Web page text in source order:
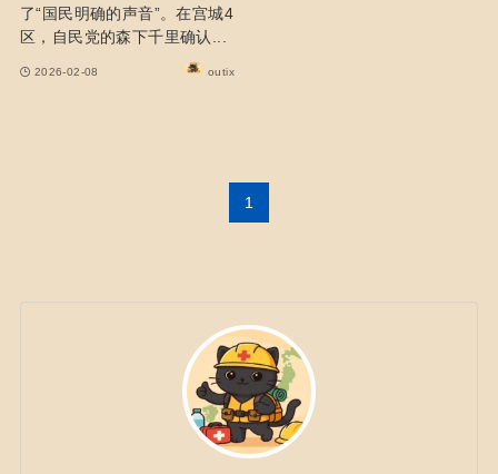
了“国民明确的声音”。在宫城4
区，自民党的森下千里确认...
2026-02-08 outix
1